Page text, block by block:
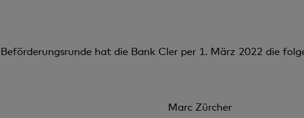
hat die Bank Cler per 1. März 2022 die
Marc Zürcher